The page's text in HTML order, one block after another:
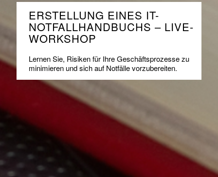
ERSTELLUNG EINES IT-
NOTFALLHANDBUCHS – LIVE-
WORKSHOP
Lernen Sie, Risiken für Ihre Geschäftsprozesse zu
minimieren und sich auf Notfälle vorzubereiten.